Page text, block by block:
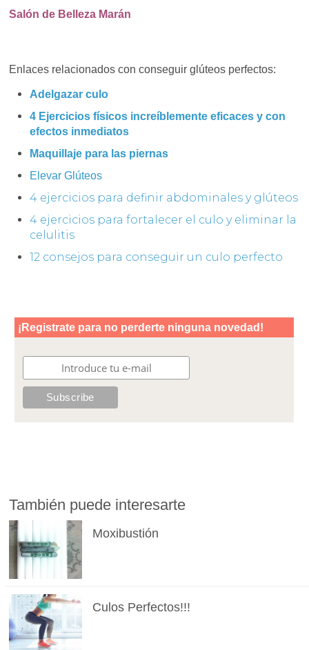
Salón de Belleza Marán
Enlaces relacionados con conseguir glúteos perfectos:
Adelgazar culo
4 Ejercicios físicos increíblemente eficaces y con
efectos inmediatos
Maquillaje para las piernas
Elevar Glúteos
4 ejercicios para definir abdominales y glúteos
4 ejercicios para fortalecer el culo y eliminar la
celulitis
12 consejos para conseguir un culo perfecto
También puede interesarte
Moxibustión
Culos Perfectos!!!